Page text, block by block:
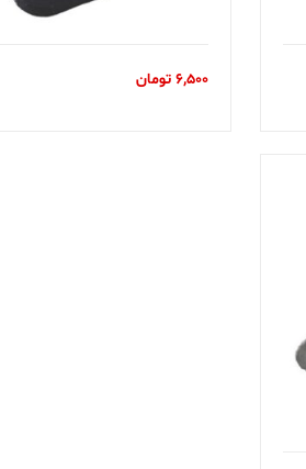
6,500 تومان